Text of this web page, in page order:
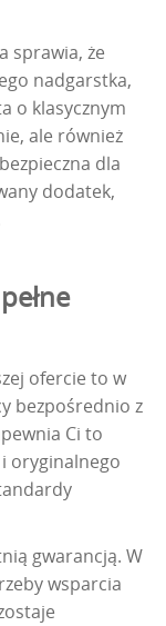
sprawia, że
nadgarstka,
o klasycznym
ale również
dla
dodatek,
ofercie to w
bezpośrednio z
Ci to
oryginalnego
gwarancją. W
wsparcia